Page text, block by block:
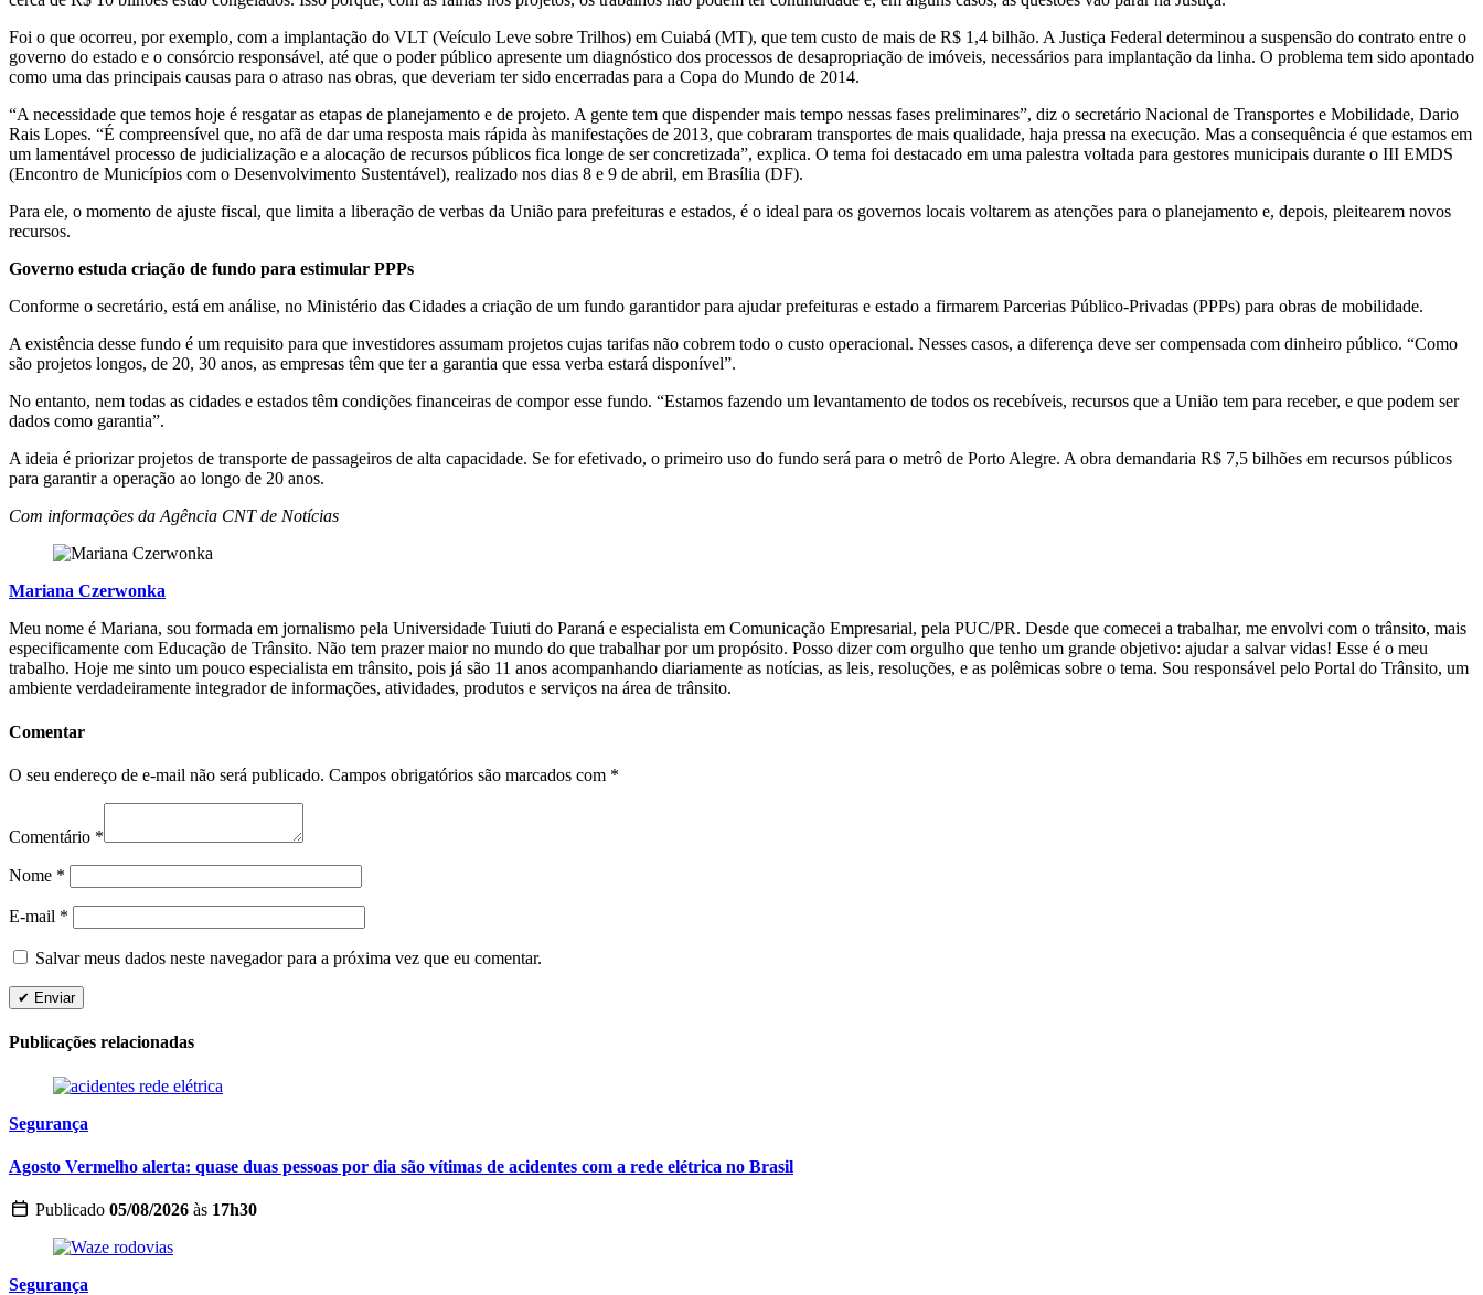
Foi o que ocorreu, por exemplo, com a implantação do VLT (Veículo Leve sobre Trilhos) em Cuiabá (MT), que tem custo de mais de R$ 1,4 bilhão. A Justiça Federal determinou a suspensão do contrato entre o
governo do estado e o consórcio responsável, até que o poder público apresente um diagnóstico dos processos de desapropriação de imóveis, necessários para implantação da linha. O problema tem sido apontado
como uma das principais causas para o atraso nas obras, que deveriam ter sido encerradas para a Copa do Mundo de 2014.
“A necessidade que temos hoje é resgatar as etapas de planejamento e de projeto. A gente tem que dispender mais tempo nessas fases preliminares”, diz o secretário Nacional de Transportes e Mobilidade, Dario
Rais Lopes. “É compreensível que, no afã de dar uma resposta mais rápida às manifestações de 2013, que cobraram transportes de mais qualidade, haja pressa na execução. Mas a consequência é que estamos em
um lamentável processo de judicialização e a alocação de recursos públicos fica longe de ser concretizada”, explica. O tema foi destacado em uma palestra voltada para gestores municipais durante o III EMDS
(Encontro de Municípios com o Desenvolvimento Sustentável), realizado nos dias 8 e 9 de abril, em Brasília (DF).
Para ele, o momento de ajuste fiscal, que limita a liberação de verbas da União para prefeituras e estados, é o ideal para os governos locais voltarem as atenções para o planejamento e, depois, pleitearem novos
recursos.
Governo estuda criação de fundo para estimular PPPs
Conforme o secretário, está em análise, no Ministério das Cidades a criação de um fundo garantidor para ajudar prefeituras e estado a firmarem Parcerias Público-Privadas (PPPs) para obras de mobilidade.
A existência desse fundo é um requisito para que investidores assumam projetos cujas tarifas não cobrem todo o custo operacional. Nesses casos, a diferença deve ser compensada com dinheiro público. “Como
são projetos longos, de 20, 30 anos, as empresas têm que ter a garantia que essa verba estará disponível”.
No entanto, nem todas as cidades e estados têm condições financeiras de compor esse fundo. “Estamos fazendo um levantamento de todos os recebíveis, recursos que a União tem para receber, e que podem ser
dados como garantia”.
A ideia é priorizar projetos de transporte de passageiros de alta capacidade. Se for efetivado, o primeiro uso do fundo será para o metrô de Porto Alegre. A obra demandaria R$ 7,5 bilhões em recursos públicos
para garantir a operação ao longo de 20 anos.
Com informações da Agência CNT de Notícias
Mariana Czerwonka
Meu nome é Mariana, sou formada em jornalismo pela Universidade Tuiuti do Paraná e especialista em Comunicação Empresarial, pela PUC/PR. Desde que comecei a trabalhar, me envolvi com o trânsito, mais
especificamente com Educação de Trânsito. Não tem prazer maior no mundo do que trabalhar por um propósito. Posso dizer com orgulho que tenho um grande objetivo: ajudar a salvar vidas! Esse é o meu
trabalho. Hoje me sinto um pouco especialista em trânsito, pois já são 11 anos acompanhando diariamente as notícias, as leis, resoluções, e as polêmicas sobre o tema. Sou responsável pelo Portal do Trânsito, um
ambiente verdadeiramente integrador de informações, atividades, produtos e serviços na área de trânsito.
Comentar
O seu endereço de e-mail não será publicado. Campos obrigatórios são marcados com *
Comentário *
Nome *
E-mail *
Salvar meus dados neste navegador para a próxima vez que eu comentar.
Publicações relacionadas
Segurança
Agosto Vermelho alerta: quase duas pessoas por dia são vítimas de acidentes com a rede elétrica no Brasil
Publicado 05/08/2026 às 17h30
Segurança